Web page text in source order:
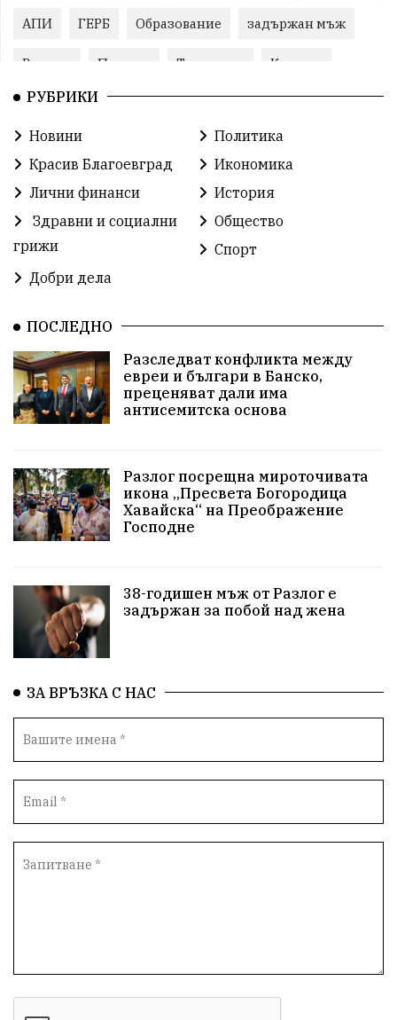
АПИ ГЕРБ Образование задържан мъж
Ремонт Пожари Традиции Култура
Илияна Йотова
Прокуратура Бойко Борисов
Методи Байкушев Кресна
Министерски съвет Избори Икономика
#Земеделие Красива България АМ Струма
Белица РСПБЗН
Благотворителност Апостол Апостолов
Репресии
домашно насилие
Проверки здравеопазване Росен Желязков
Народно събрание
БАБХ Фестивал
Инфраструктура
Дупница Оставка пиян шофьор
Бюджет 2026 Нападение Изложба
Скандал
РУБРИКИ
Новини
Политика
Красив Благоевград
Икономика
Лични финанси
История
Здравни и социални
грижи
Общество
Спорт
Добри дела
ПОСЛЕДНО
Разследват конфликта между
евреи и българи в Банско,
преценяват дали има
антисемитска основа
Разлог посрещна мироточивата
икона „Пресвета Богородица
Хавайска“ на Преображение
Господне
38-годишен мъж от Разлог е
задържан за побой над жена
ЗА ВРЪЗКА С НАС